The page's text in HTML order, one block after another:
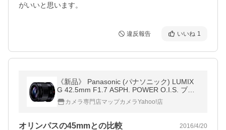
がいいと思います。
違反報告 いいね 1
《新品》 Panasonic (パナソニック) LUMIX
G 42.5mm F1.7 ASPH. POWER O.I.S. ブラ
ックカメラ専門店マップカメラYahoo!店
オリンパスの45mmとの比較 2016/4/20